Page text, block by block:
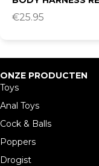
€25.95
ONZE PRODUCTEN
Toys
Anal Toys
Cock & Balls
Poppers
Drogist